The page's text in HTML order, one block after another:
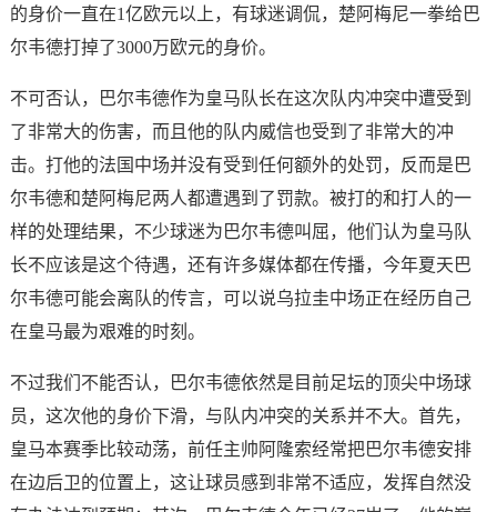
的身价一直在1亿欧元以上，有球迷调侃，楚阿梅尼一拳给巴
尔韦德打掉了3000万欧元的身价。
不可否认，巴尔韦德作为皇马队长在这次队内冲突中遭受到
了非常大的伤害，而且他的队内威信也受到了非常大的冲
击。打他的法国中场并没有受到任何额外的处罚，反而是巴
尔韦德和楚阿梅尼两人都遭遇到了罚款。被打的和打人的一
样的处理结果，不少球迷为巴尔韦德叫屈，他们认为皇马队
长不应该是这个待遇，还有许多媒体都在传播，今年夏天巴
尔韦德可能会离队的传言，可以说乌拉圭中场正在经历自己
在皇马最为艰难的时刻。
不过我们不能否认，巴尔韦德依然是目前足坛的顶尖中场球
员，这次他的身价下滑，与队内冲突的关系并不大。首先，
皇马本赛季比较动荡，前任主帅阿隆索经常把巴尔韦德安排
在边后卫的位置上，这让球员感到非常不适应，发挥自然没